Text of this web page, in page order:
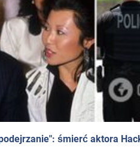
śmierć aktora